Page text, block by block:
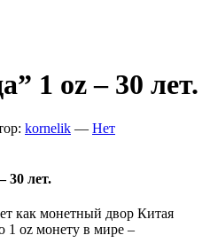
1 oz – 30 лет.
kornelik — Нет
30 лет.
как монетный двор Китая
1 oz монету в мире –